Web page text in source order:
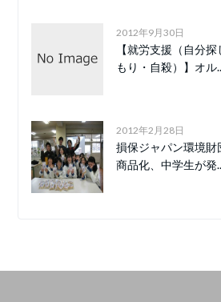
2012年9月30日
【就労支援（自分
もり・自殺）】オル
2012年2月28日
損保ジャパン環境
商品化、中学生が発